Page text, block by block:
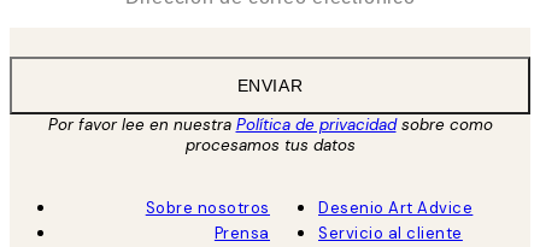
ENVIAR
Por favor lee en nuestra Política de privacidadsobre como
procesamos tus datos
Sobre nosotros
Prensa
Desenio Art Advice
Servicio al cliente